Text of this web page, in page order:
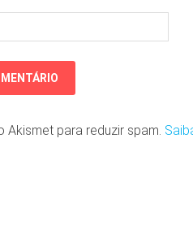
Akismet para reduzir spam.